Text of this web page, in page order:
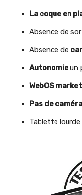
La coque en
Absence de
Absence de
Autonomieun
WebOS
Pas de
Tablette lourde